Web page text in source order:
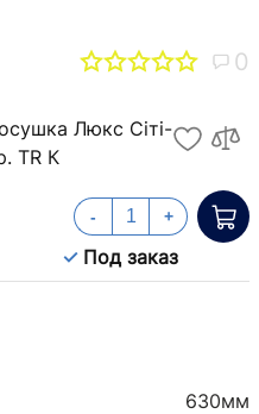
0
Люкс Сіті-
TR К
Под заказ
- +
630мм